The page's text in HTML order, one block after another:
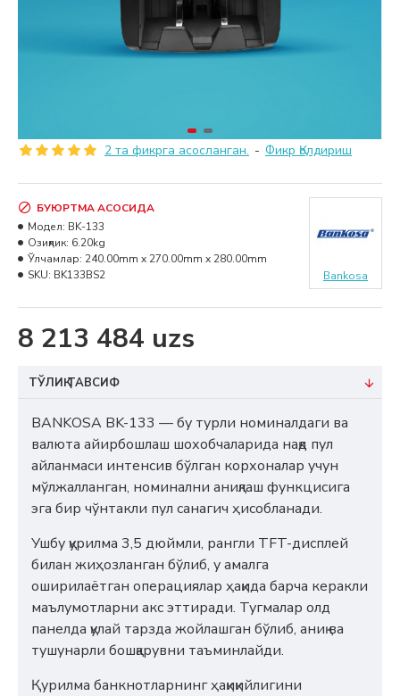
2 та фикрга асосланган. - Фикр Қолдириш
8 213 484 uzs
БУЮРТМА АСОСИДА
Модел: BK-133
Озиқлик: 6.20kg
Ўлчамлар: 240.00mm x 270.00mm x 280.00mm
SKU: BK133BS2 Bankosa
ТЎЛИҚ ТАВСИФ
BANKOSA BK-133 — бу турли номиналдаги ва
валюта айирбошлаш шохобчаларида нақд пул
айланмаси интенсив бўлган корхоналар учун
мўлжалланган, номинални аниқлаш функцисига
эга бир чўнтакли пул санагич ҳисобланади.
Ушбу қурилма 3,5 дюймли, рангли TFT-дисплей
билан жиҳозланган бўлиб, у амалга
оширилаётган операциялар ҳақида барча керакли
маълумотларни акс эттиради. Тугмалар олд
панелда қулай тарзда жойлашган бўлиб, аниқ ва
тушунарли бошқарувни таъминлайди.
Қурилма банкнотларнинг ҳақиқийлигини